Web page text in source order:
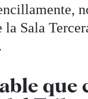
la Sala
que